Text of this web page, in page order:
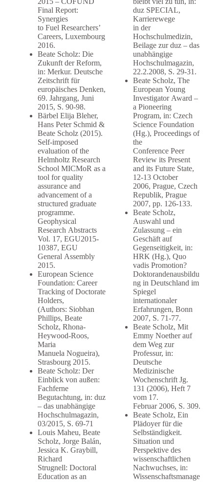
Final Report:
Synergies
to Fuel Researchers’
Careers, Luxembourg
2016.
Beate Scholz: Die
Zukunft der Reform,
in: Merkur. Deutsche
Zeitschrift für
europäisches Denken,
69. Jahrgang, Juni
2015, S. 90-98.
Bärbel Elija Bleher,
Hans Peter Schmid &
Beate Scholz (2015).
Self-imposed
evaluation of the
Helmholtz Research
School MICMoR as a
tool for quality
assurance and
advancement of a
structured graduate
programme.
Geophysical
Research Abstracts
Vol. 17, EGU2015-
10387, EGU
General Assembly
2015.
European Science
Foundation: Career
Tracking of Doctorate
Holders,
(Authors: Siobhan
Phillips, Beate
Scholz, Rhona-
Heywood-Roos,
Maria
Manuela Nogueira),
Strasbourg 2015.
Beate Scholz: Der
Einblick von außen:
Fachferne
Begutachtung, in: duz
– das unabhängige
Hochschulmagazin,
03/2015, S. 69-71
Louis Maheu, Beate
Scholz, Jorge Balán,
Jessica K. Graybill,
Richard
Strugnell: Doctoral
Education as an
duz SPECIAL,
Karrierewege
in der
Hochschulmedizin,
Beilage zur duz – das
unabhängige
Hochschulmagazin,
22.2.2008, S. 29-31.
Beate Scholz, The
European Young
Investigator Award –
a Pioneering
Program, in: Czech
Science Foundation
(Hg.), Proceedings of
the
Conference Peer
Review its Present
and its Future State,
12-13 October
2006, Prague, Czech
Republik, Prague
2007, pp. 126-133.
Beate Scholz,
Auswahl und
Zulassung – ein
Geschäft auf
Gegenseitigkeit, in:
HRK (Hg.), Quo
vadis Promotion?
Doktorandenausbildu
ng in Deutschland im
Spiegel
internationaler
Erfahrungen, Bonn
2007, S. 71-77.
Beate Scholz, Mit
Emmy Noether auf
dem Weg zur
Professur, in:
Deutsche
Medizinische
Wochenschrift Jg.
131 (2006), Heft 7
vom 17.
Februar 2006, S. 309.
Beate Scholz, Ein
Plädoyer für die
Selbständigkeit.
Situation und
Perspektive des
wissenschaftlichen
Nachwuchses, in:
Wissenschaftsmanage